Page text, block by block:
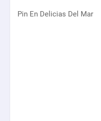
Pin En Delicias Del Mar